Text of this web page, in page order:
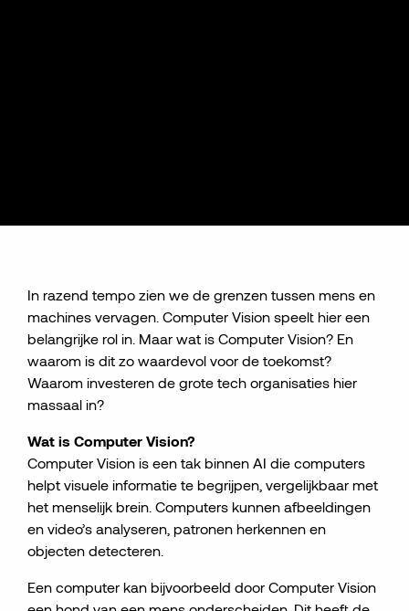
In razend tempo zien we de grenzen tussen mens en
machines vervagen. Computer Vision speelt hier een
belangrijke rol in. Maar wat is Computer Vision? En
waarom is dit zo waardevol voor de toekomst?
Waarom investeren de grote tech organisaties hier
massaal in?
Wat is Computer Vision?
Computer Vision is een tak binnen AI die computers
helpt visuele informatie te begrijpen, vergelijkbaar met
het menselijk brein. Computers kunnen afbeeldingen
en video’s analyseren, patronen herkennen en
objecten detecteren.
Een computer kan bijvoorbeeld door Computer Vision